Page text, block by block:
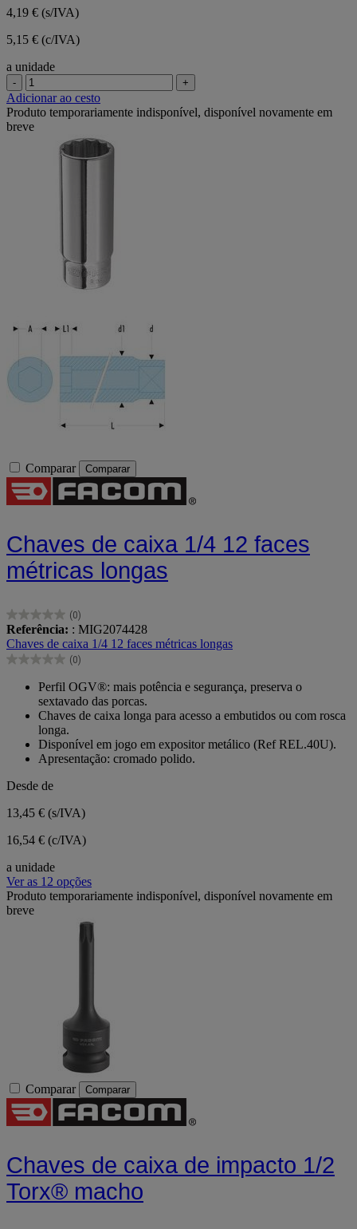
4,19 € (s/IVA)
5,15 € (c/IVA)
a unidade
- +
Adicionar ao cesto
Produto temporariamente indisponível, disponível novamente em
breve
Comparar Comparar
Chaves de caixa 1/4 12 faces
métricas longas
(0)
0.0
em
5
estrelas.
Referência: : MIG2074428
Chaves de caixa 1/4 12 faces métricas longas
(0)
0.0
estrelas.
Perfil OGV®: mais potência e segurança, preserva o
sextavado das porcas.
Chaves de caixa longa para acesso a embutidos ou com rosca
longa.
Disponível em jogo em expositor metálico (Ref REL.40U).
Apresentação: cromado polido.
Desde de
13,45 € (s/IVA)
16,54 € (c/IVA)
a unidade
Ver as 12 opções
Produto temporariamente indisponível, disponível novamente em
breve
Comparar Comparar
Chaves de caixa de impacto 1/2
Torx® macho